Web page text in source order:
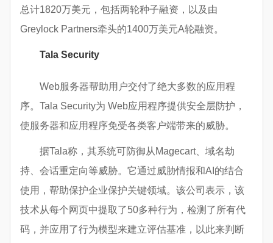
总计1820万美元，包括两轮种子融资，以及由
Greylock Partners牵头的1400万美元A轮融资。
Tala Security
Web服务器帮助用户交付了绝大多数的应用程
序。Tala Security为 Web应用程序提供安全层防护，
使服务器和应用程序免受各类客户端带来的威胁。
据Tala称，其系统可防御从Magecart、域名劫
持、会话重定向等威胁。它通过威胁情报和AI的结合
使用，帮助保护企业保护关键领域。该公司表示，该
技术从每个网页中提取了50多种行为，检测了所有代
码，并应用了行为模型来建立评估基准，以此来判断